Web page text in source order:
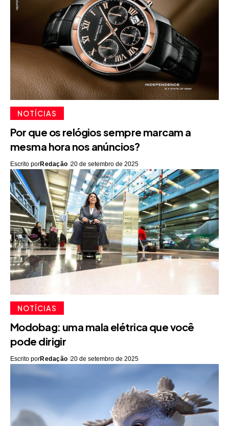
NOTÍCIAS
Por que os relógios sempre marcam a
mesma hora nos anúncios?
Escrito porRedação 20 de setembro de 2025
NOTÍCIAS
Modobag: uma mala elétrica que você
pode dirigir
Escrito porRedação 20 de setembro de 2025